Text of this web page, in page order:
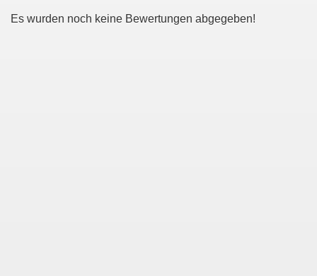
Es wurden noch keine Bewertungen abgegeben!